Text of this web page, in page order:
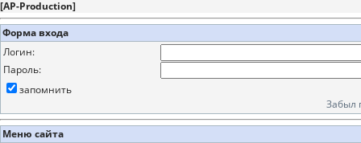
[AP-Production]
Форма входа
Логин:
Пароль:
запомнить
Забыл
Меню сайта